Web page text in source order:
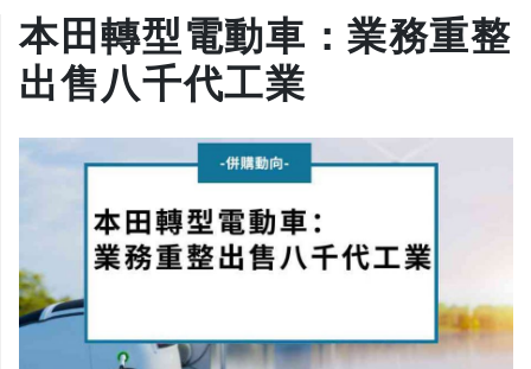
本田轉型電動車：業務重整
出售八千代工業